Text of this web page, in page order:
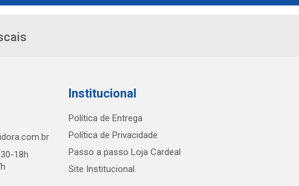
18h
Institucional
Política de Entrega
Política de Privacidade
Passo a passo Loja Cardeal
Site Institucional